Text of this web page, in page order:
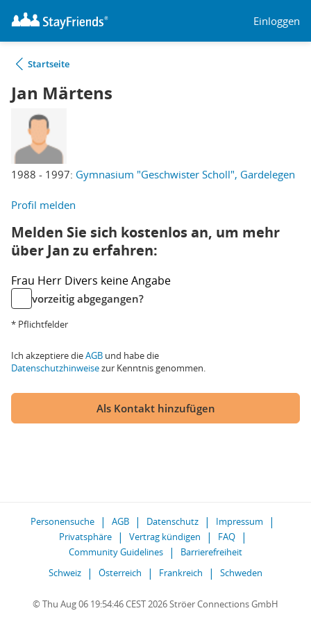
Einloggen
Startseite
Jan Märtens
1988 - 1997: Gymnasium "Geschwister Scholl", Gardelegen
Profil melden
Melden Sie sich kostenlos an, um mehr
über Jan zu erfahren:
Frau Herr Divers keine Angabe
vorzeitig abgegangen?
* Pflichtfelder
Ich akzeptiere dieAGB und habe die
Datenschutzhinweisezur Kenntnis genommen.
Als Kontakt hinzufügen
Personensuche AGB Datenschutz
Impressum
Privatsphäre
Vertrag kündigen
FAQ
Community Guidelines
Barrierefreiheit
Schweiz
Österreich Frankreich Schweden
© Thu Aug 06 19:54:46 CEST 2026 Ströer Connections GmbH